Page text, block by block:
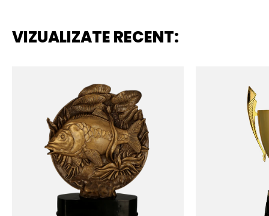
VIZUALIZATE RECENT: